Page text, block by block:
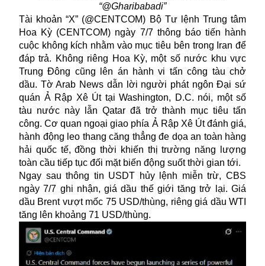
“@Gharibabadi”
Tài khoản “X” (@CENTCOM) Bộ Tư lệnh Trung tâm
Hoa Kỳ (CENTCOM) ngày 7/7 thông báo tiến hành
cuộc không kích nhằm vào mục tiêu bên trong Iran để
đáp trả. Không riêng Hoa Kỳ, một số nước khu vực
Trung Đông cũng lên án hành vi tấn công tàu chở
dầu. Tờ Arab News dẫn lời người phát ngôn Đại sứ
quán Ả Rập Xê Út tại Washington, D.C. nói, một số
tàu nước này lẫn Qatar đã trở thành mục tiêu tấn
công. Cơ quan ngoại giao phía Ả Rập Xê Út đánh giá,
hành động leo thang căng thẳng đe dọa an toàn hàng
hải quốc tế, đồng thời khiến thị trường năng lượng
toàn cầu tiếp tục đối mặt biến động suốt thời gian tới.
Ngay sau thông tin USDT hủy lệnh miễn trừ, CBS
ngày 7/7 ghi nhận, giá dầu thế giới tăng trở lại. Giá
dầu Brent vượt mốc 75 USD/thùng, riêng giá dầu WTI
tăng lên khoảng 71 USD/thùng.